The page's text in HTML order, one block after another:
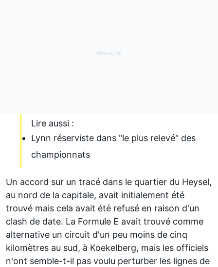
Lire aussi :
Lynn réserviste dans "le plus relevé" des
championnats
Un accord sur un tracé dans le quartier du Heysel,
au nord de la capitale, avait initialement été
trouvé mais cela avait été refusé en raison d'un
clash de date. La Formule E avait trouvé comme
alternative un circuit d'un peu moins de cinq
kilomètres au sud, à Koekelberg, mais les officiels
n'ont semble-t-il pas voulu perturber les lignes de